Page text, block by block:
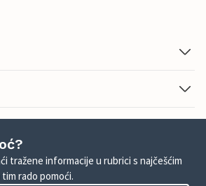
tražene informacije u rubrici s najčešćim
rado pomoći.